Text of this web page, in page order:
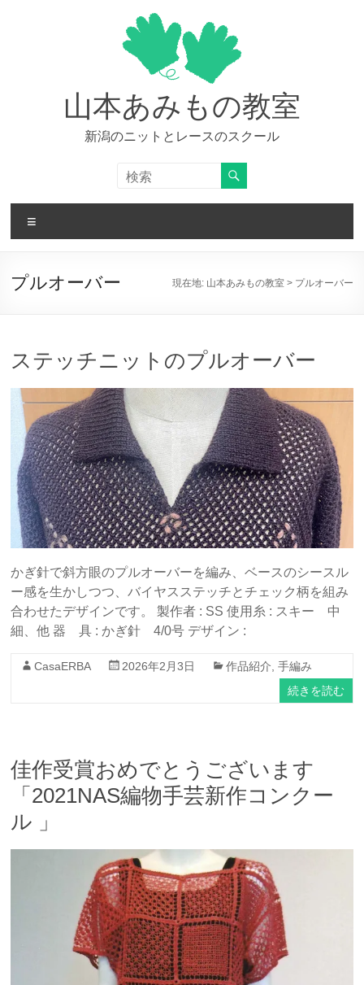
山本あみもの教室
新潟のニットとレースのスクール
ニ
ー
プルオーバー 現在地: 山本あみもの教室> プルオーバー
ステッチニットのプルオーバー
かぎ針で斜方眼のプルオーバーを編み、ベースのシースル
ー感を生かしつつ、バイヤスステッチとチェック柄を組み
合わせたデザインです。 製作者 : SS 使用糸 : スキー 中
細、他 器 具 : かぎ針 4/0号 デザイン :
CasaERBA 2026年2月3日 作品紹介 ,手編み
続きを読む
佳作受賞おめでとうございます
「2021NAS編物手芸新作コンクー
ル 」